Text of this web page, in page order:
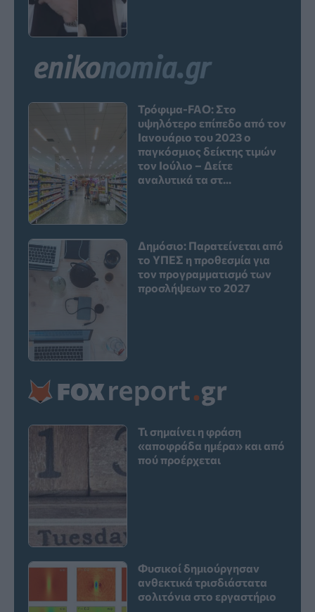
Τρόφιμα-FAO: Στο
υψηλότερο επίπεδο από τον
Ιανουάριο του 2023 o
παγκόσμιος δείκτης τιμών
τον Ιούλιο – Δείτε
αναλυτικά τα στ...
Δημόσιο: Παρατείνεται από
το ΥΠΕΣ η προθεσμία για
τον προγραμματισμό των
προσλήψεων το 2027
Τι σημαίνει η φράση
«αποφράδα ημέρα» και από
πού προέρχεται
Φυσικοί δημιούργησαν
ανθεκτικά τρισδιάστατα
σολιτόνια στο εργαστήριο